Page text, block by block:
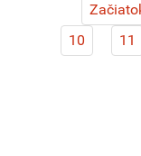
10
11